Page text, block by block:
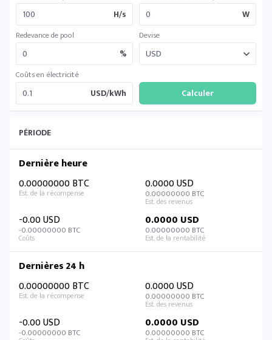
H/s W
Redevance de pool
%
Devise
Coûts en électricité
USD/kWh
PÉRIODE
Dernière heure
0.00000000 BTC
0.0000 USD
0.00000000 BTC
-0.00 USD
-0.00000000 BTC
0.0000 USD
0.00000000 BTC
Dernières 24 h
0.00000000 BTC
0.0000 USD
0.00000000 BTC
-0.00 USD
-0.00000000 BTC
0.0000 USD
0.00000000 BTC